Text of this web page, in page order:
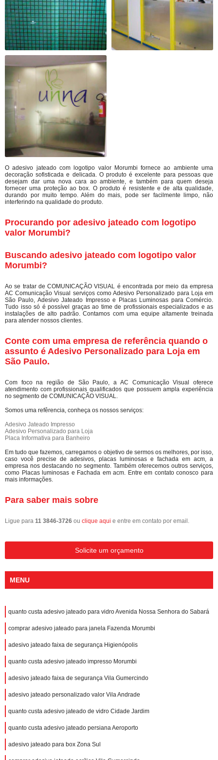
O adesivo jateado com logotipo valor Morumbi fornece ao ambiente uma
decoração sofisticada e delicada. O produto é excelente para pessoas que
desejam dar uma nova cara ao ambiente, e também para quem deseja
fornecer uma proteção ao box. O produto é resistente e de alta qualidade,
durando por muito tempo. Além do mais, pode ser facilmente limpo, não
interferindo na qualidade do produto.
Procurando por adesivo jateado com logotipo
valor Morumbi?
Buscando adesivo jateado com logotipo valor
Morumbi?
Ao se tratar de COMUNICAÇÃO VISUAL é encontrada por meio da empresa
AC Comunicação Visual serviços como Adesivo Personalizado para Loja em
São Paulo, Adesivo Jateado Impresso e Placas Luminosas para Comércio.
Tudo isso só é possível graças ao time de profissionais especializados e as
instalações de alto padrão. Contamos com uma equipe altamente treinada
para atender nossos clientes.
Conte com uma empresa de referência quando o
assunto é Adesivo Personalizado para Loja em
São Paulo.
Com foco na região de São Paulo, a AC Comunicação Visual oferece
atendimento com profissionais qualificados que possuem ampla experiência
no segmento de COMUNICAÇÃO VISUAL.
Somos uma refêrencia, conheça os nossos serviços:
Adesivo Jateado Impresso
Adesivo Personalizado para Loja
Placa Informativa para Banheiro
Em tudo que fazemos, carregamos o objetivo de sermos os melhores, por isso,
caso você precise de adesivos, placas luminosas e fachada em acm, a
empresa nos destacando no segmento. Também oferecemos outros serviços,
como Placas luminosas e Fachada em acm. Entre em contato conosco para
mais informações.
Para saber mais sobre
Ligue para 11 3846-3726 ou clique aqui e entre em contato por email.
Solicite um orçamento
MENU
quanto custa adesivo jateado para vidro Avenida Nossa Senhora do Sabará
comprar adesivo jateado para janela Fazenda Morumbi
adesivo jateado faixa de segurança Higienópolis
quanto custa adesivo jateado impresso Morumbi
adesivo jateado faixa de segurança Vila Gumercindo
adesivo jateado personalizado valor Vila Andrade
quanto custa adesivo jateado de vidro Cidade Jardim
quanto custa adesivo jateado persiana Aeroporto
adesivo jateado para box Zona Sul